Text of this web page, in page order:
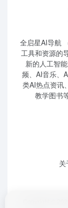
全启星AI导航
工具和资源的
新的人工智
频、AI音乐、
类AI热点资讯
教学图书
关